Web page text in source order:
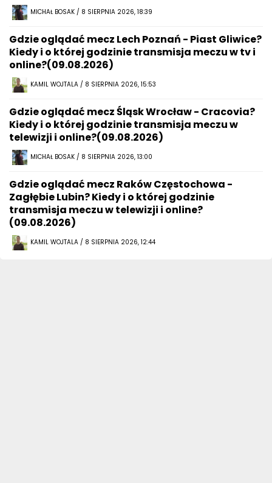
MICHAŁ BOSAK / 8 SIERPNIA 2026, 18:39
Gdzie oglądać mecz Lech Poznań - Piast Gliwice?
Kiedy i o której godzinie transmisja meczu w tv i
online?(09.08.2026)
KAMIL WOJTALA / 8 SIERPNIA 2026, 15:53
Gdzie oglądać mecz Śląsk Wrocław - Cracovia?
Kiedy i o której godzinie transmisja meczu w
telewizji i online?(09.08.2026)
MICHAŁ BOSAK / 8 SIERPNIA 2026, 13:00
Gdzie oglądać mecz Raków Częstochowa -
Zagłębie Lubin? Kiedy i o której godzinie
transmisja meczu w telewizji i online?
(09.08.2026)
KAMIL WOJTALA / 8 SIERPNIA 2026, 12:44